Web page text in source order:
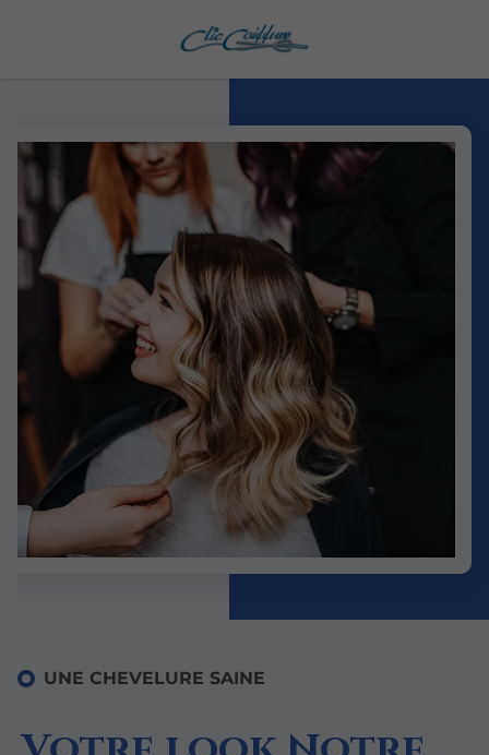
UNE CHEVELURE SAINE